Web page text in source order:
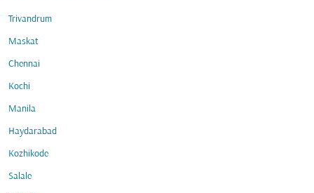
Trivandrum
Maskat
Chennai
Kochi
Manila
Haydarabad
Kozhikode
Salale